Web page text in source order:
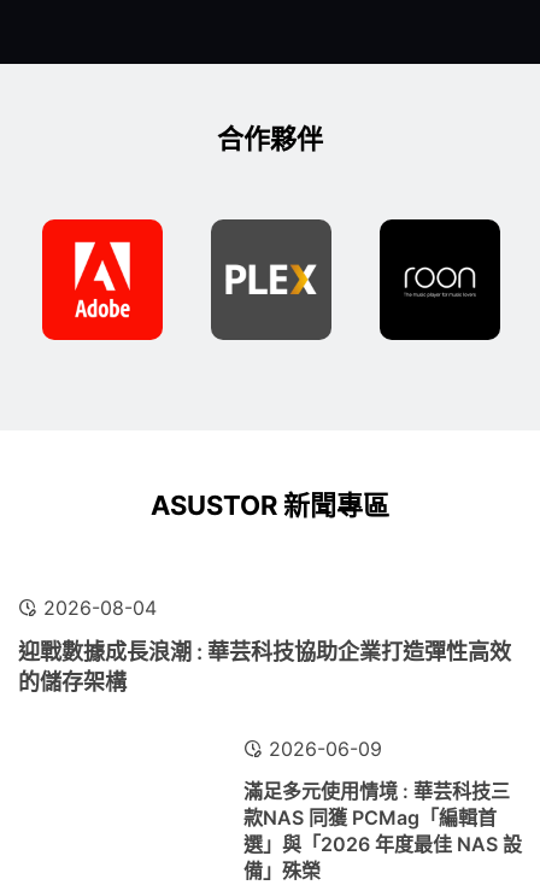
合作夥伴
ASUSTOR 新聞專區
2026-08-04
迎戰數據成長浪潮 : 華芸科技協助企業打造彈性高效
的儲存架構
2026-06-09
滿足多元使用情境 : 華芸科技三
款NAS 同獲 PCMag「編輯首
選」與「2026 年度最佳 NAS 設
備」殊榮